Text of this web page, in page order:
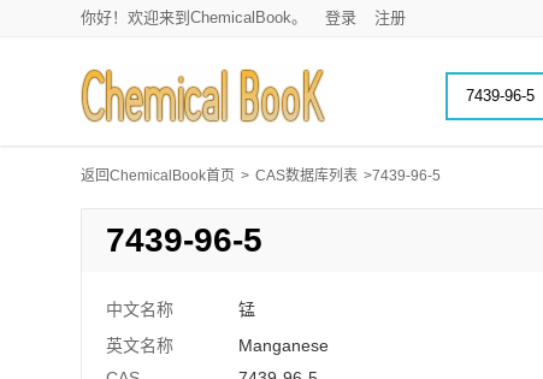
你好！欢迎来到ChemicalBook。 登录 注册
返回ChemicalBook首页 > CAS数据库列表 >7439-96-5
7439-96-5
中文名称
锰
英文名称
Manganese